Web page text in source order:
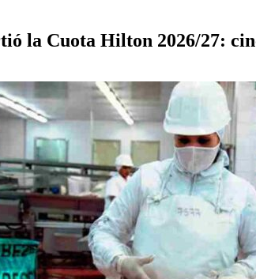
la Cuota Hilton 2026/27: